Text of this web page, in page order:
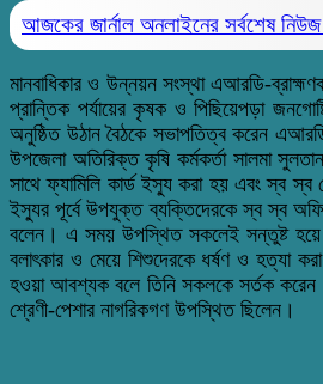
আজকের জার্নাল অনলাইনের সর্বশেষ
মানবাধিকার ও উন্নয়ন সংস্থা এআরডি-
প্রান্তিক পর্যায়ের কৃষক ও পিছিয়েপড়া
অনুষ্ঠিত উঠান বৈঠকে সভাপতিত্ব করেন
উপজেলা অতিরিক্ত কৃষি কর্মকর্তা সালমা
সাথে ফ্যামিলি কার্ড ইস্যু করা হয় এবং স্ব স্ব
ইস্যুর পূর্বে উপযুক্ত ব্যক্তিদেরকে স্ব স্ব
বলেন। এ সময় উপস্থিত সকলেই সন্তুষ্ট হয়ে
বলাৎকার ও মেয়ে শিশুদেরকে ধর্ষণ ও হত্যা
হওয়া আবশ্যক বলে তিনি সকলকে সর্তক
শ্রেণী-পেশার নাগরিকগণ উপস্থিত ছিলেন।